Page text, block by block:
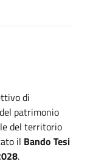
di
patrimonio
del territorio
il Bando Tesi
.